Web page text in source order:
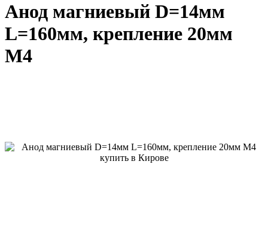
Анод магниевый D=14мм
L=160мм, крепление 20мм
M4